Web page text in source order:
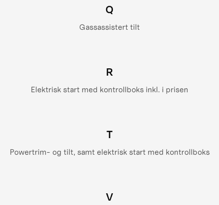
Q
Gassassistert tilt
R
Elektrisk start med kontrollboks inkl. i prisen
T
Powertrim- og tilt, samt elektrisk start med kontrollboks
V